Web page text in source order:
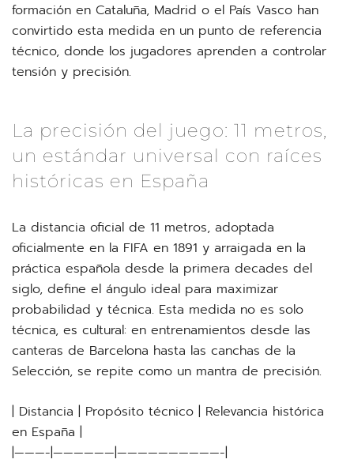
formación en Cataluña, Madrid o el País Vasco han
convirtido esta medida en un punto de referencia
técnico, donde los jugadores aprenden a controlar
tensión y precisión.
La precisión del juego: 11 metros,
un estándar universal con raíces
históricas en España
La distancia oficial de 11 metros, adoptada
oficialmente en la FIFA en 1891 y arraigada en la
práctica española desde la primera decades del
siglo, define el ángulo ideal para maximizar
probabilidad y técnica. Esta medida no es solo
técnica, es cultural: en entrenamientos desde las
canteras de Barcelona hasta las canchas de la
Selección, se repite como un mantra de precisión.
| Distancia | Propósito técnico | Relevancia histórica
en España |
|———-|——————|——————————-|